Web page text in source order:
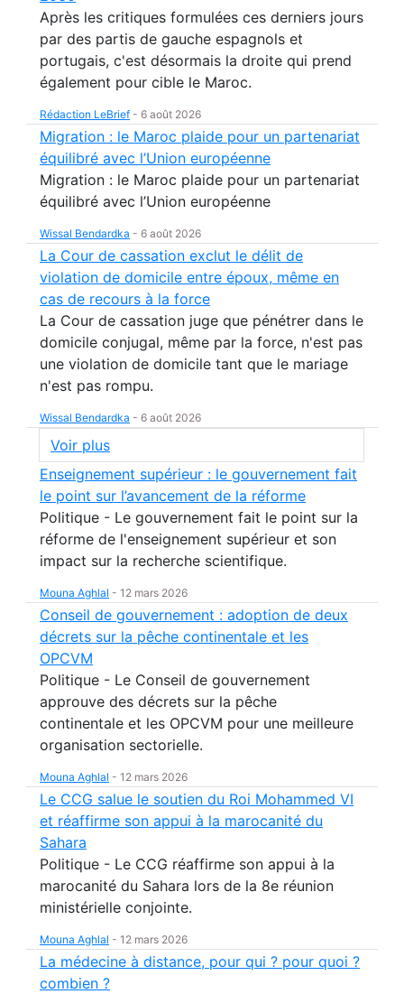
Après les critiques formulées ces derniers jours
par des partis de gauche espagnols et
portugais, c'est désormais la droite qui prend
également pour cible le Maroc.
Rédaction LeBrief - 6 août 2026
Migration : le Maroc plaide pour un partenariat
équilibré avec l’Union européenne
Migration : le Maroc plaide pour un partenariat
équilibré avec l’Union européenne
Wissal Bendardka - 6 août 2026
La Cour de cassation exclut le délit de
violation de domicile entre époux, même en
cas de recours à la force
La Cour de cassation juge que pénétrer dans le
domicile conjugal, même par la force, n'est pas
une violation de domicile tant que le mariage
n'est pas rompu.
Wissal Bendardka - 6 août 2026
Voir plus
Enseignement supérieur : le gouvernement fait
le point sur l’avancement de la réforme
Politique - Le gouvernement fait le point sur la
réforme de l'enseignement supérieur et son
impact sur la recherche scientifique.
Mouna Aghlal - 12 mars 2026
Conseil de gouvernement : adoption de deux
décrets sur la pêche continentale et les
OPCVM
Politique - Le Conseil de gouvernement
approuve des décrets sur la pêche
continentale et les OPCVM pour une meilleure
organisation sectorielle.
Mouna Aghlal - 12 mars 2026
Le CCG salue le soutien du Roi Mohammed VI
et réaffirme son appui à la marocanité du
Sahara
Politique - Le CCG réaffirme son appui à la
marocanité du Sahara lors de la 8e réunion
ministérielle conjointe.
Mouna Aghlal - 12 mars 2026
La médecine à distance, pour qui ? pour quoi ?
combien ?